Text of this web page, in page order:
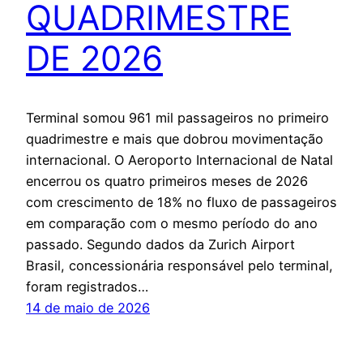
QUADRIMESTRE
DE 2026
Terminal somou 961 mil passageiros no primeiro
quadrimestre e mais que dobrou movimentação
internacional. O Aeroporto Internacional de Natal
encerrou os quatro primeiros meses de 2026
com crescimento de 18% no fluxo de passageiros
em comparação com o mesmo período do ano
passado. Segundo dados da Zurich Airport
Brasil, concessionária responsável pelo terminal,
foram registrados…
14 de maio de 2026